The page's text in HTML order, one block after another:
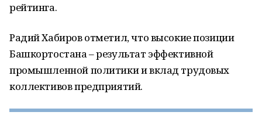
рейтинга.
Радий Хабиров отметил, что высокие позиции
Башкортостана – результат эффективной
промышленной политики и вклад трудовых
коллективов предприятий.